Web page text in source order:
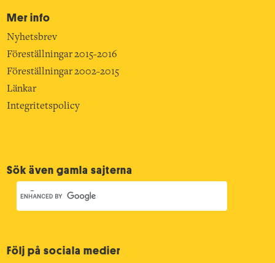
Mer info
Nyhetsbrev
Föreställningar 2015-2016
Föreställningar 2002-2015
Länkar
Integritetspolicy
Sök även gamla sajterna
Följ på sociala medier